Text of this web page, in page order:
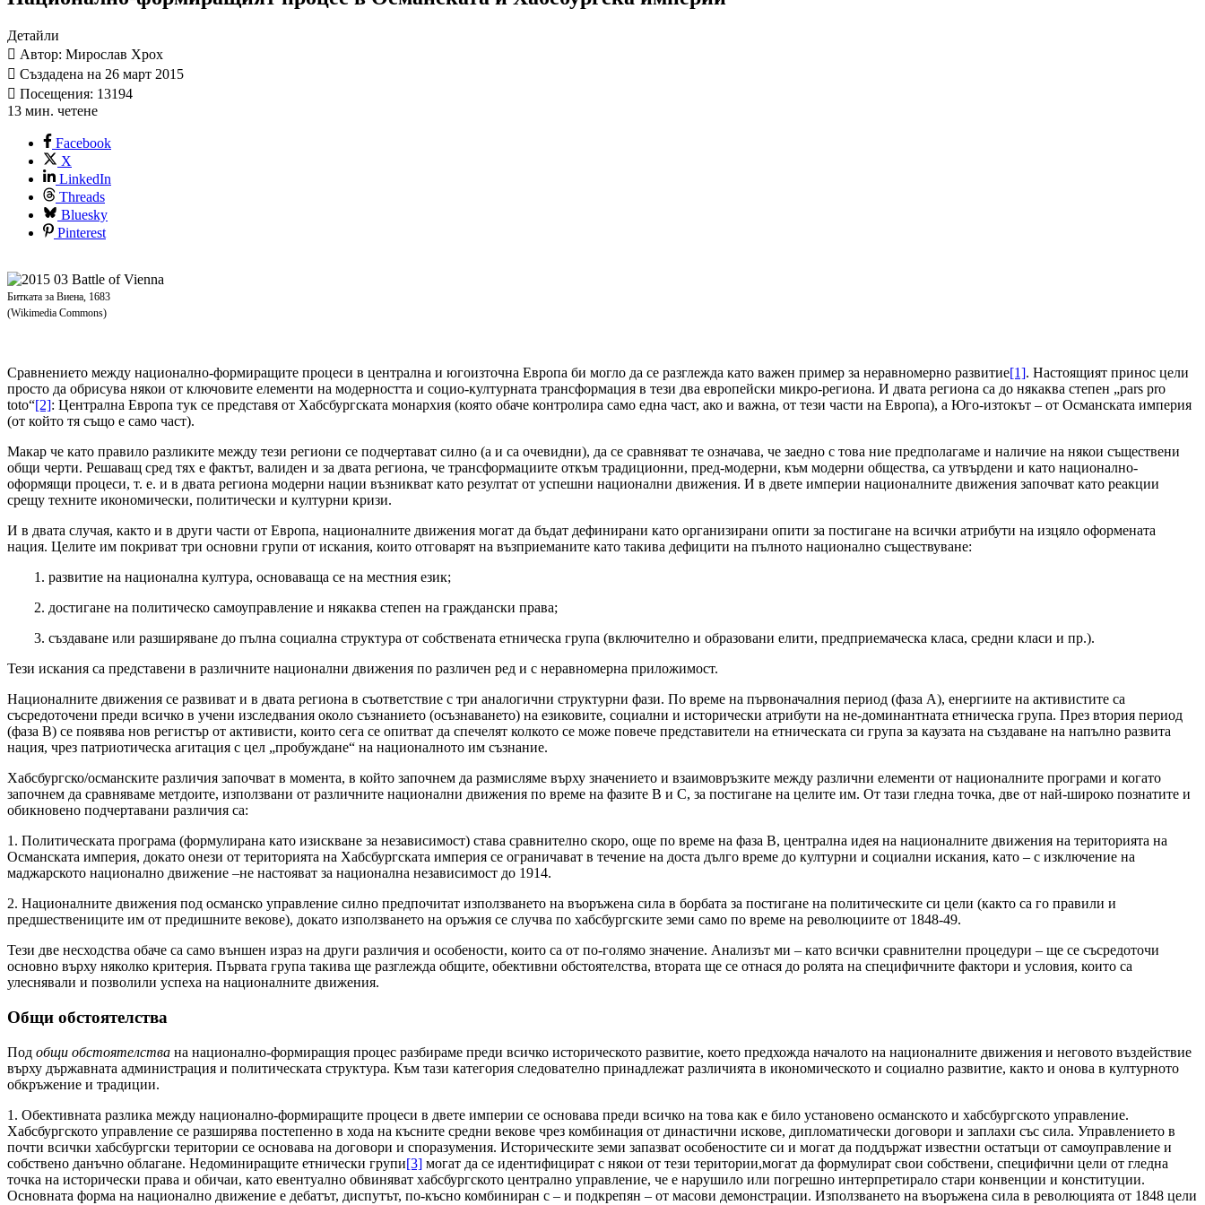
Детайли
Автор: Мирослав Хрох
Създадена на 26 март 2015
Посещения: 13194
13 мин. четене
Facebook
X
LinkedIn
Threads
Bluesky
Pinterest
Битката за Виена, 1683
(Wikimedia Commons)
Сравнението между национално-формиращите процеси в централна и югоизточна Европа би могло да се разглежда като важен пример за неравномерно развитие[1]. Настоящият принос цели
просто да обрисува някои от ключовите елементи на модерността и социо-културната трансформация в тези два европейски микро-региона. И двата региона са до някаква степен „pars pro
toto“[2]: Централна Европа тук се представя от Хабсбургската монархия (която обаче контролира само една част, ако и важна, от тези части на Европа), а Юго-изтокът – от Османската империя
(от който тя също е само част).
Макар че като правило разликите между тези региони се подчертават силно (а и са очевидни), да се сравняват те означава, че заедно с това ние предполагаме и наличие на някои съществени
общи черти. Решаващ сред тях е фактът, валиден и за двата региона, че трансформациите откъм традиционни, пред-модерни, към модерни общества, са утвърдени и като национално-
оформящи процеси, т. е. и в двата региона модерни нации възникват като резултат от успешни национални движения. И в двете империи националните движения започват като реакции
срещу техните икономически, политически и културни кризи.
И в двата случая, както и в други части от Европа, националните движения могат да бъдат дефинирани като организирани опити за постигане на всички атрибути на изцяло оформената
нация. Целите им покриват три основни групи от искания, които отговарят на възприеманите като такива дефицити на пълното национално съществуване:
1. развитие на национална култура, основаваща се на местния език;
2. достигане на политическо самоуправление и някаква степен на граждански права;
3. създаване или разширяване до пълна социална структура от собствената етническа група (включително и образовани елити, предприемаческа класа, средни класи и пр.).
Тези искания са представени в различните национални движения по различен ред и с неравномерна приложимост.
Националните движения се развиват и в двата региона в съответствие с три аналогични структурни фази. По време на първоначалния период (фаза А), енергиите на активистите са
съсредоточени преди всичко в учени изследвания около съзнанието (осъзнаването) на езиковите, социални и исторически атрибути на не-доминантната етническа група. През втория период
(фаза В) се появява нов регистър от активисти, които сега се опитват да спечелят колкото се може повече представители на етническата си група за каузата на създаване на напълно развита
нация, чрез патриотическа агитация с цел „пробуждане“ на националното им съзнание.
Хабсбургско/османските различия започват в момента, в който започнем да размисляме върху значението и взаимовръзките между различни елементи от националните програми и когато
започнем да сравняваме метдоите, използвани от различните национални движения по време на фазите В и С, за постигане на целите им. От тази гледна точка, две от най-широко познатите и
обикновено подчертавани различия са:
1. Политическата програма (формулирана като изискване за независимост) става сравнително скоро, още по време на фаза В, централна идея на националните движения на територията на
Османската империя, докато онези от територията на Хабсбургската империя се ограничават в течение на доста дълго време до културни и социални искания, като – с изключение на
маджарското национално движение –не настояват за национална независимост до 1914.
2. Националните движения под османско управление силно предпочитат използването на въоръжена сила в борбата за постигане на политическите си цели (както са го правили и
предшествениците им от предишните векове), докато използването на оръжия се случва по хабсбургските земи само по време на революциите от 1848-49.
Тези две несходства обаче са само външен израз на други различия и особености, които са от по-голямо значение. Анализът ми – като всички сравнителни процедури – ще се съсредоточи
основно върху няколко критерия. Първата група такива ще разглежда общите, обективни обстоятелства, втората ще се отнася до ролята на специфичните фактори и условия, които са
улеснявали и позволили успеха на националните движения.
Общи обстоятелства
Под общи обстоятелства на национално-формиращия процес разбираме преди всичко историческото развитие, което предхожда началото на националните движения и неговото въздействие
върху държавната администрация и политическата структура. Към тази категория следователно принадлежат различията в икономическото и социално развитие, както и онова в културното
обкръжение и традиции.
1. Обективната разлика между национално-формиращите процеси в двете империи се основава преди всичко на това как е било установено османското и хабсбургското управление.
Хабсбургското управление се разширява постепенно в хода на късните средни векове чрез комбинация от династични искове, дипломатически договори и заплахи със сила. Управлението в
почти всички хабсбургски територии се основава на договори и споразумения. Историческите земи запазват особеностите си и могат да поддържат известни остатъци от самоуправление и
собствено данъчно облагане. Недоминиращите етнически групи[3] могат да се идентифицират с някои от тези територии,могат да формулират свои собствени, специфични цели от гледна
точка на исторически права и обичаи, като евентуално обвиняват хабсбургското централно управление, че е нарушило или погрешно интерпретирало стари конвенции и конституции.
Основната форма на национално движение е дебатът, диспутът, по-късно комбиниран с – и подкрепян – от масови демонстрации. Използването на въоръжена сила в революцията от 1848 цели